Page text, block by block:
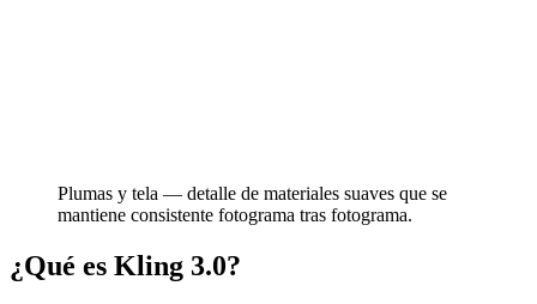
Plumas y tela — detalle de materiales suaves que se
mantiene consistente fotograma tras fotograma.
¿Qué es Kling 3.0?